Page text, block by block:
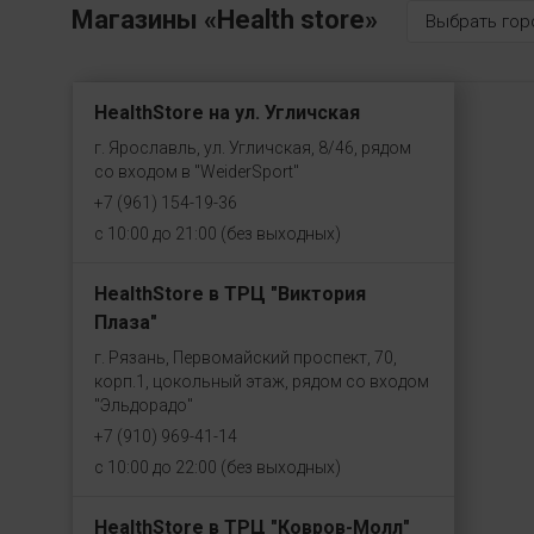
457
555
680
750
908
909
910
1000
2000
Магазины «Health store» Выбрать
HealthStore на ул. Угличская
г. Ярославль, ул. Угличская, 8/46, рядом
со входом в "WeiderSport"
+7 (961) 154-19-36
с 10:00 до 21:00 (без выходных)
HealthStore в ТРЦ "Виктория
Плаза"
г. Рязань, Первомайский проспект, 70,
корп.1, цокольный этаж, рядом со входом
"Эльдорадо"
+7 (910) 969-41-14
с 10:00 до 22:00 (без выходных)
HealthStore в ТРЦ "Ковров-Молл"